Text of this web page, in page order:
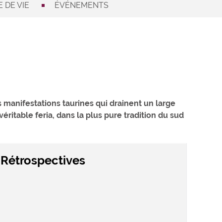
DE VIE ÉVÉNEMENTS
manifestations taurines qui drainent un large
feria, dans la plus pure tradition du sud
Rétrospectives